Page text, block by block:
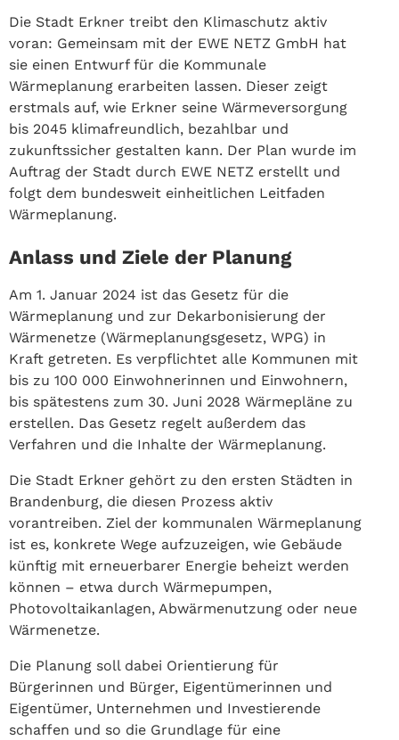
Die Stadt Erkner treibt den Klimaschutz aktiv
voran: Gemeinsam mit der EWE NETZ GmbH hat
sie einen Entwurf für die Kommunale
Wärmeplanung erarbeiten lassen. Dieser zeigt
erstmals auf, wie Erkner seine Wärmeversorgung
bis 2045 klimafreundlich, bezahlbar und
zukunftssicher gestalten kann. Der Plan wurde im
Auftrag der Stadt durch EWE NETZ erstellt und
folgt dem bundesweit einheitlichen Leitfaden
Wärmeplanung.
Anlass und Ziele der Planung
Am 1. Januar 2024 ist das Gesetz für die
Wärmeplanung und zur Dekarbonisierung der
Wärmenetze (Wärmeplanungsgesetz, WPG) in
Kraft getreten. Es verpflichtet alle Kommunen mit
bis zu 100 000 Einwohnerinnen und Einwohnern,
bis spätestens zum 30. Juni 2028 Wärmepläne zu
erstellen. Das Gesetz regelt außerdem das
Verfahren und die Inhalte der Wärmeplanung.
Die Stadt Erkner gehört zu den ersten Städten in
Brandenburg, die diesen Prozess aktiv
vorantreiben. Ziel der kommunalen Wärmeplanung
ist es, konkrete Wege aufzuzeigen, wie Gebäude
künftig mit erneuerbarer Energie beheizt werden
können – etwa durch Wärmepumpen,
Photovoltaikanlagen, Abwärmenutzung oder neue
Wärmenetze.
Die Planung soll dabei Orientierung für
Bürgerinnen und Bürger, Eigentümerinnen und
Eigentümer, Unternehmen und Investierende
schaffen und so die Grundlage für eine